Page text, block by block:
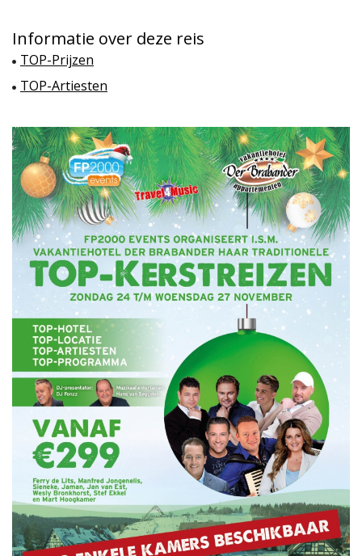
Informatie over deze reis
TOP-Prijzen
TOP-Artiesten